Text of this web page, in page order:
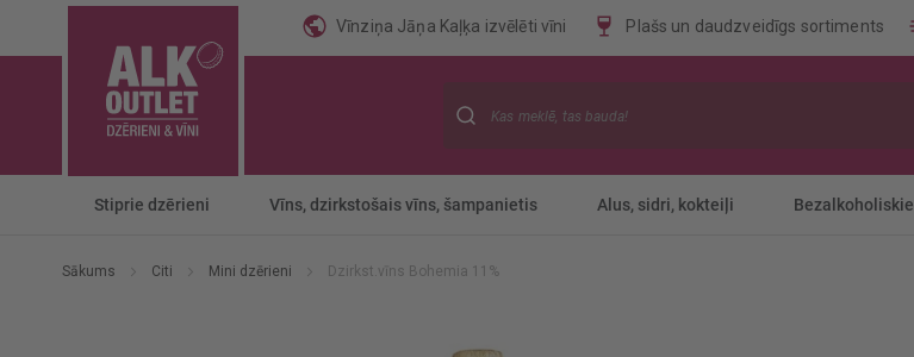
Vīnziņa Jāņa Kaļķa izvēlēti vīni Plašs un daudzveidīgs sortiments
Stiprie dzērieni Vīns, dzirkstošais vīns, šampanietis Alus, sidri, kokteiļi Bezalkoholiskie
Sākums Citi Mini dzērieni Dzirkst.vīns Bohemia 11%